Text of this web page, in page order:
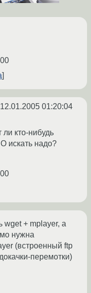
12.01.2005 01:20:04
кто-нибудь
искать надо?
wget + mplayer, а
нужна
(встроенный ftp
перемотки)